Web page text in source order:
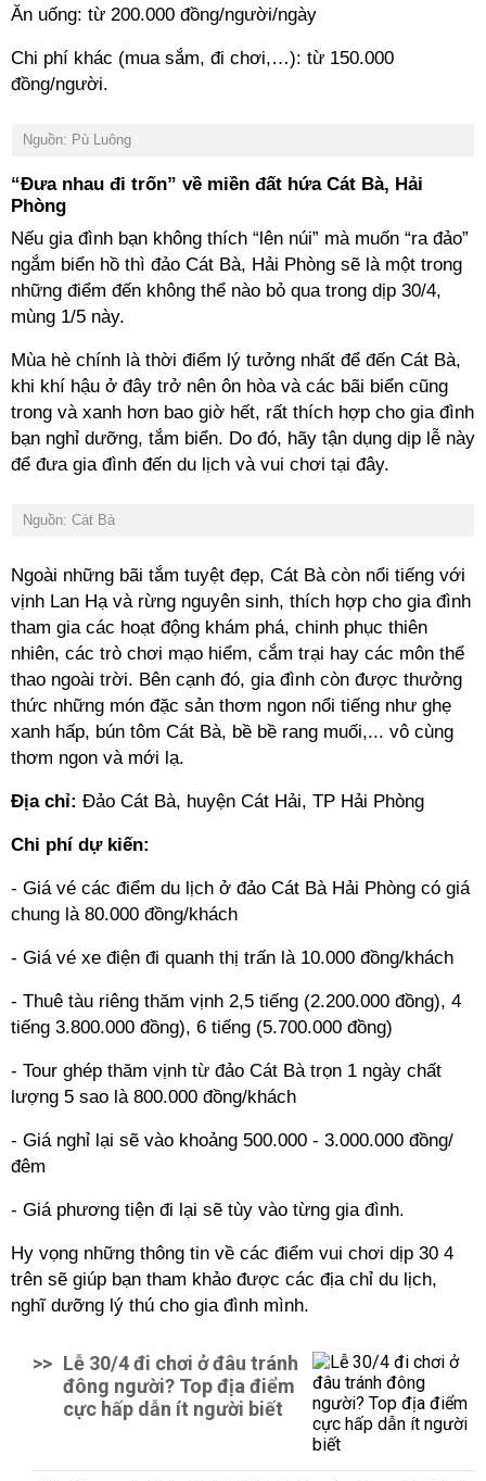
Ăn uống: từ 200.000 đồng/người/ngày
Chi phí khác (mua sắm, đi chơi,…): từ 150.000
đồng/người.
Nguồn: Pù Luông
“Đưa nhau đi trốn” về miền đất hứa Cát Bà, Hải
Phòng
Nếu gia đình bạn không thích “lên núi” mà muốn “ra đảo”
ngắm biển hồ thì đảo Cát Bà, Hải Phòng sẽ là một trong
những điểm đến không thể nào bỏ qua trong dịp 30/4,
mùng 1/5 này.
Mùa hè chính là thời điểm lý tưởng nhất để đến Cát Bà,
khi khí hậu ở đây trở nên ôn hòa và các bãi biển cũng
trong và xanh hơn bao giờ hết, rất thích hợp cho gia đình
bạn nghỉ dưỡng, tắm biển. Do đó, hãy tận dụng dịp lễ này
để đưa gia đình đến du lịch và vui chơi tại đây.
Nguồn: Cát Bà
Ngoài những bãi tắm tuyệt đẹp, Cát Bà còn nổi tiếng với
vịnh Lan Hạ và rừng nguyên sinh, thích hợp cho gia đình
tham gia các hoạt động khám phá, chinh phục thiên
nhiên, các trò chơi mạo hiểm, cắm trại hay các môn thể
thao ngoài trời. Bên cạnh đó, gia đình còn được thưởng
thức những món đặc sản thơm ngon nổi tiếng như ghẹ
xanh hấp, bún tôm Cát Bà, bề bề rang muối,... vô cùng
thơm ngon và mới lạ.
Địa chỉ: Đảo Cát Bà, huyện Cát Hải, TP Hải Phòng
Chi phí dự kiến:
- Giá vé các điểm du lịch ở đảo Cát Bà Hải Phòng có giá
chung là 80.000 đồng/khách
- Giá vé xe điện đi quanh thị trấn là 10.000 đồng/khách
- Thuê tàu riêng thăm vịnh 2,5 tiếng (2.200.000 đồng), 4
tiếng 3.800.000 đồng), 6 tiếng (5.700.000 đồng)
- Tour ghép thăm vịnh từ đảo Cát Bà trọn 1 ngày chất
lượng 5 sao là 800.000 đồng/khách
- Giá nghỉ lại sẽ vào khoảng 500.000 - 3.000.000 đồng/
đêm
- Giá phương tiện đi lại sẽ tùy vào từng gia đình.
Hy vọng những thông tin về các điểm vui chơi dịp 30 4
trên sẽ giúp bạn tham khảo được các địa chỉ du lịch,
nghĩ dưỡng lý thú cho gia đình mình.
>> Lễ 30/4 đi chơi ở đâu tránh
đông người? Top địa điểm
cực hấp dẫn ít người biết